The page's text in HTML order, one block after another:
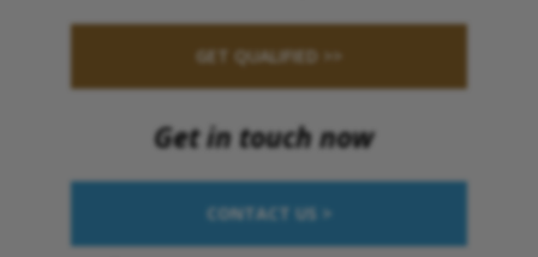
GET QUALIFIED >>
Get in touch now
CONTACT US >